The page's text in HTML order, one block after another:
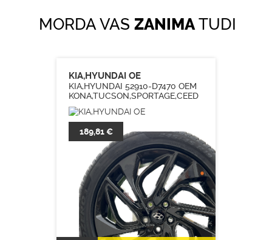
MORDA VAS ZANIMATUDI
KIA,HYUNDAI OE
KIA,HYUNDAI 52910-D7470 OEM
KONA,TUCSON,SPORTAGE,CEED
189,81 €